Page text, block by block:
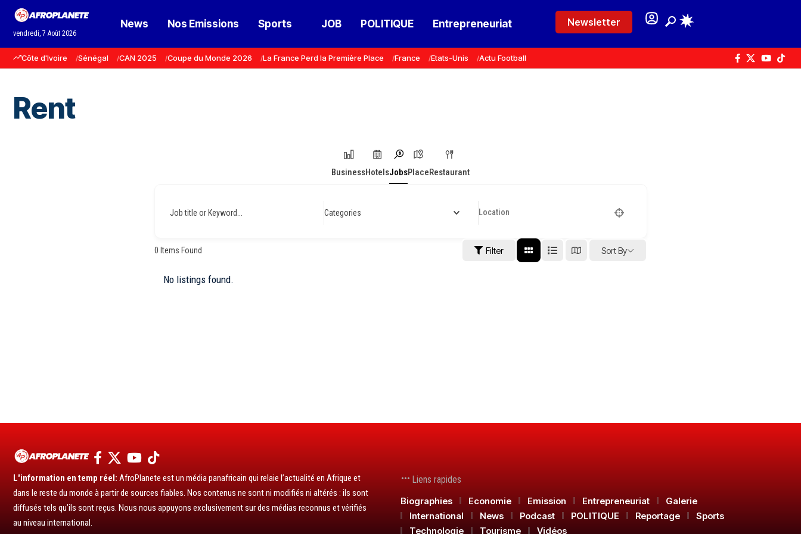
vendredi, 7 Août 2026
News Nos Emissions Sports JOB POLITIQUE Entrepreneuriat Newsletter
Côte d'Ivoire Sénégal CAN 2025 Coupe du Monde 2026 La France Perd la Première Place France Etats-Unis Actu Football
Rent
BusinessHotelsJobsPlaceRestaurant
Job title or Keyword... Categories
0 Items Found Filter Sort By
No listings found.
L'information en temp réel: AfroPlanete est un média panafricain qui relaie l’actualité en Afrique et
dans le reste du monde à partir de sources fiables. Nos contenus ne sont ni modifiés ni altérés : ils sont
diffusés tels qu’ils sont reçus. Nous nous appuyons exclusivement sur des médias reconnus et vérifiés
au niveau international.
Liens rapides
Biographies
Economie Emission Entrepreneuriat
Galerie
International
News Podcast POLITIQUE Reportage
Sports
Technologie
Tourisme Vidéos